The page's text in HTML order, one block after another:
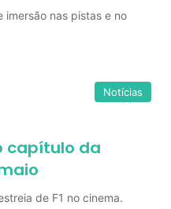
imersão nas pistas e no
Notícias
capítulo da
de F1 no cinema.